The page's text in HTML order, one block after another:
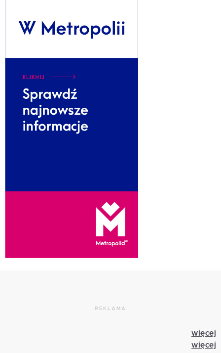
REKLAMA
więcej
więcej